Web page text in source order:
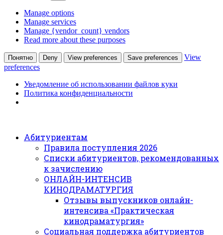
Manage options
Manage services
Manage {vendor_count} vendors
Read more about these purposes
Понятно Deny View preferences Save preferences
View
preferences
Уведомление об использовании файлов куки
Политика конфиденциальности
Абитуриентам
Правила поступления 2026
Списки абитуриентов, рекомендованных
к зачислению
ОНЛАЙН-ИНТЕНСИВ
КИНОДРАМАТУРГИЯ
Отзывы выпускников онлайн-
интенсива «Практическая
кинодраматургия»
Социальная поддержка абитуриентов